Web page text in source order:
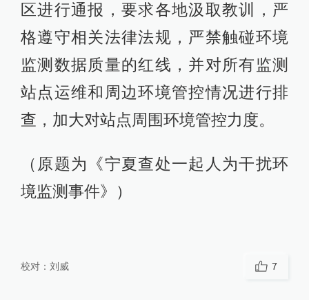
区进行通报，要求各地汲取教训，严
格遵守相关法律法规，严禁触碰环境
监测数据质量的红线，并对所有监测
站点运维和周边环境管控情况进行排
查，加大对站点周围环境管控力度。
（原题为《宁夏查处一起人为干扰环
境监测事件》）
校对： 刘威 7